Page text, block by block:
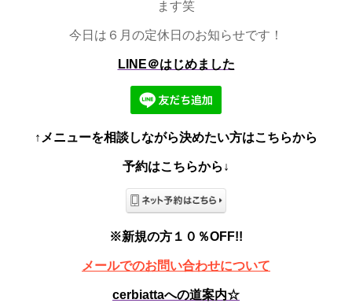
ます笑
今日は６月の定休日のお知らせです！
LINE＠はじめました
↑メニューを相談しながら決めたい方はこちらから
予約はこちらから↓
※新規の方１０％OFF!!
メールでのお問い合わせについて
cerbiattaへの道案内☆